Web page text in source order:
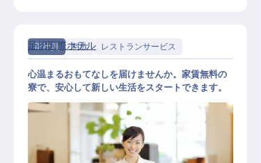
正社員 料飲 レストランサービス
足摺国際ホテル
心温まるおもてなしを届けませんか。家賃無料の
寮で、安心して新しい生活をスタートできます。